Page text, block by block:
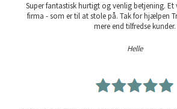
Super fantastisk hurtigt og venlig betjening.
firma - som er til at stole på. Tak for hjælpen
mere end tilfredse kunder.
Helle